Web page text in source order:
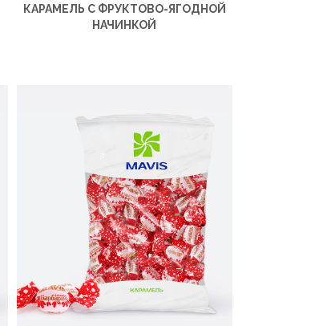
КАРАМЕЛЬ С ФРУКТОВО-ЯГОДНОЙ
НАЧИНКОЙ